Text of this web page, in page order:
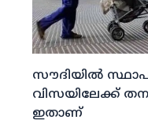
സൗദിയില്‍
വിസയിലേക്ക്
ഇതാണ്